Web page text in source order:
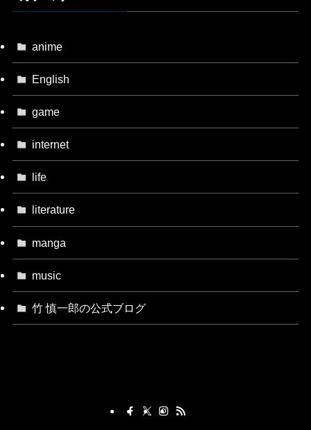
anime
English
game
internet
life
literature
manga
music
竹 慎一郎の公式ブログ